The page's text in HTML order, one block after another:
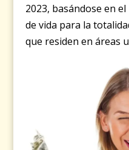
2023, basándose en
de vida para la
que residen en áreas